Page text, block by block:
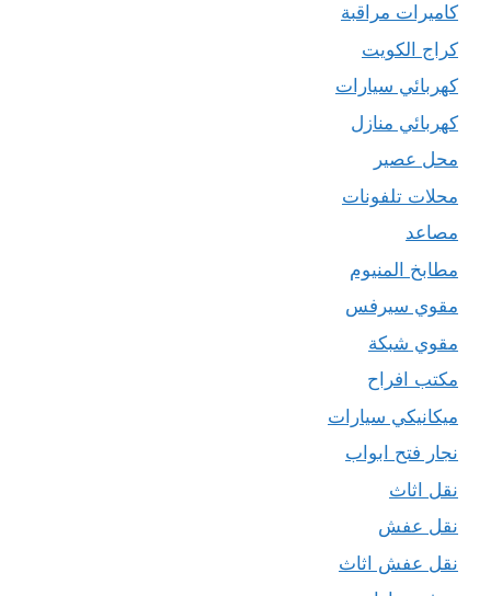
كاميرات مراقبة
كراج الكويت
كهربائي سيارات
كهربائي منازل
محل عصير
محلات تلفونات
مصاعد
مطابخ المنيوم
مقوي سيرفس
مقوي شبكة
مكتب افراح
ميكانيكي سيارات
نجار فتح ابواب
نقل اثاث
نقل عفش
نقل عفش اثاث